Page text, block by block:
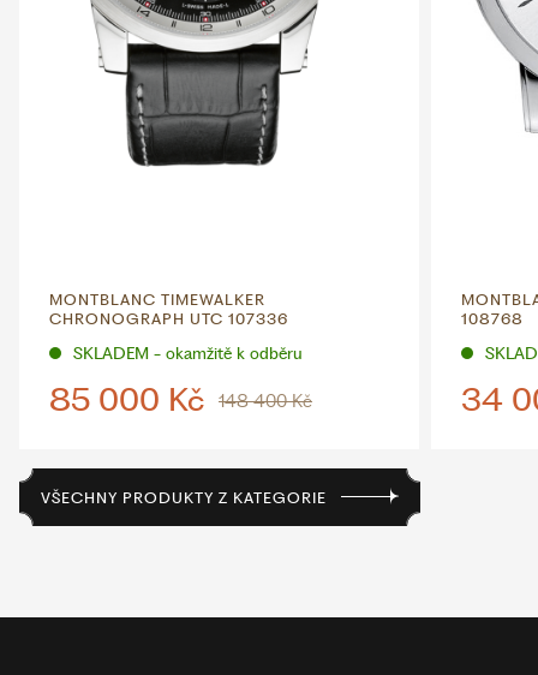
MONTBLANC TIMEWALKER
CHRONOGRAPH UTC 107336
SKLADEM - okamžitě k odběru
85 000 Kč 148 400 Kč
108768
34
VŠECHNY PRODUKTY Z KATEGORIE